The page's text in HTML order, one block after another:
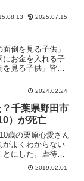
くんだけ
んだろう？
2025.07.15
倒を見る子供」
にお金を入れる子
見る子供」皆さ
孝行よね」「兄弟
2024.02.24
千葉県野田市
）が死亡
歳の栗原心愛さん
がよくわからない
にした。虐待に
が繰り返し起こ
の掘り下げた検
2019.02.01